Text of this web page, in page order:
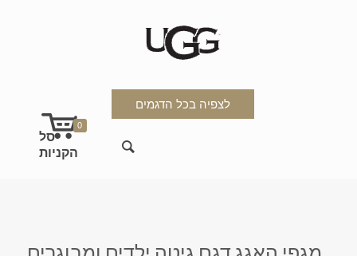
לצפיה בכל הדגמים
0